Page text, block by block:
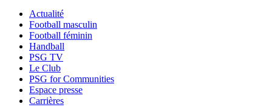
Actualité
Football masculin
Football féminin
Handball
PSG TV
Le Club
PSG for Communities
Espace presse
Carrières